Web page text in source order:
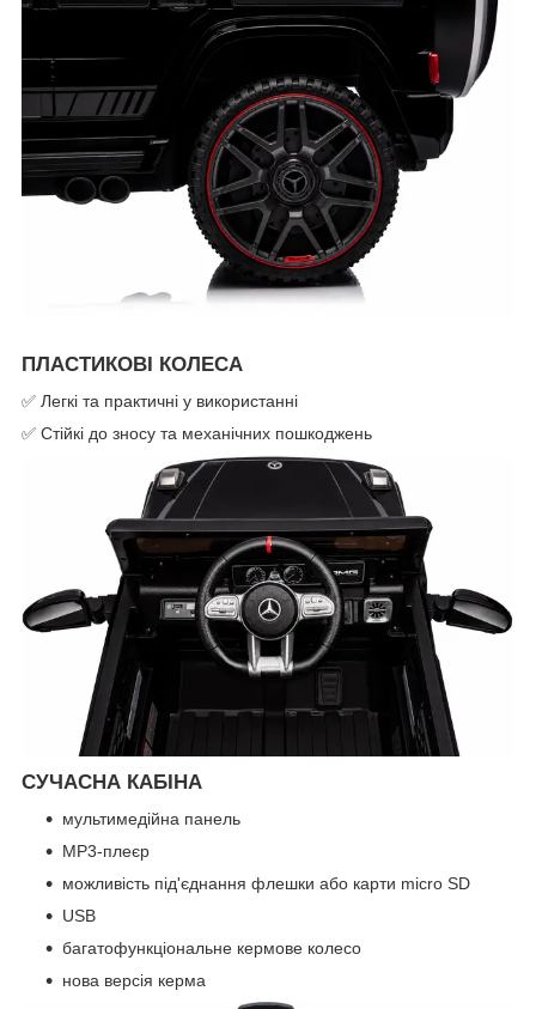
ПЛАСТИКОВІ КОЛЕСА
✅ Легкі та практичні у використанні
✅ Стійкі до зносу та механічних пошкоджень
СУЧАСНА КАБІНА
мультимедійна панель
MP3-плеєр
можливість під'єднання флешки або карти micro SD
USB
багатофункціональне кермове колесо
нова версія керма